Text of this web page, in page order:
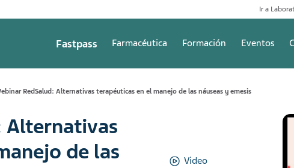
Ir a
Fastpass Farmacéutica Formación Eventos
RedSalud: Alternativas terapéuticas en el manejo de las náuseas y emesis
Alternativas
de las
Video